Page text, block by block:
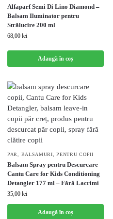
Alfaparf Semi Di Lino Diamond –
Balsam Iluminator pentru
Strălucire 200 ml
68,00 lei
Adaugă în coș
PAR BALSAMURI ,PENTRU COPII
Balsam Spray pentru Descurcare
Cantu Care for Kids Conditioning
Detangler 177 ml – Fără Lacrimi
35,00 lei
Adaugă în coș